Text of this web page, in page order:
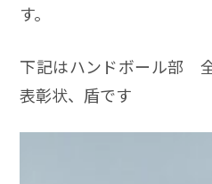
す。
下記はハンドボール部
表彰状、盾です